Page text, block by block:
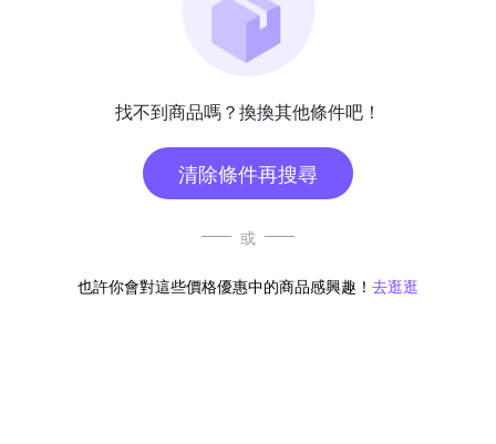
找不到商品嗎？換換其他條件吧！
清除條件再搜尋
或
也許你會對這些價格優惠中的商品感興趣！ 去逛逛